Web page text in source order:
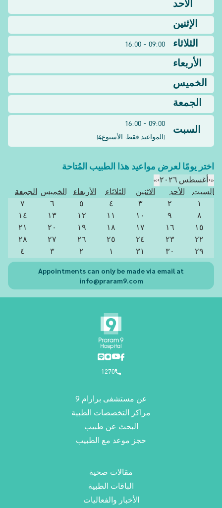
الأحد
الإثنين
الثلاثاء
09:00 - 16:00
الأربعاء
الخميس
الجمعة
السبت
09:00 - 16:00
(المواعيد فقط: الأسبوع4
)
اختر يومًا لعرض مواعيد هذا الطبيب المُتاحة
«
‹أغسطس ٢٠٢٦ ›
»
السبت
الأحد الاثنين الثلاثاء الأربعاء الخميس الجمعة
١
٢ ٣ ٤ ٥ ٦
٧
٨
٩ ١٠ ١١ ١٢ ١٣
١٤
١٥
١٦ ١٧ ١٨ ١٩ ٢٠
٢١
٢٢
٢٣ ٢٤ ٢٥ ٢٦ ٢٧
٢٨
٢٩
٣٠ ٣١ ١ ٢ ٣ ٤
Appointments can only be made via email at
info@praram9.com
1270
عن مستشفى برارام 9
مراكز التخصصات الطبية
البحث عن طبيب
حجز موعد مع الطبيب
مقالات صحية
الباقات الطبية
الأخبار والفعاليات